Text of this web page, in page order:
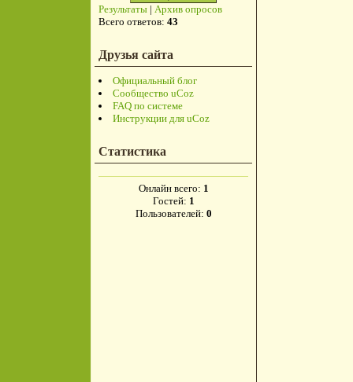
Результаты | Архив опросов
Всего ответов: 43
Друзья сайта
Официальный блог
Сообщество uCoz
FAQ по системе
Инструкции для uCoz
Статистика
Онлайн всего: 1
Гостей: 1
Пользователей: 0